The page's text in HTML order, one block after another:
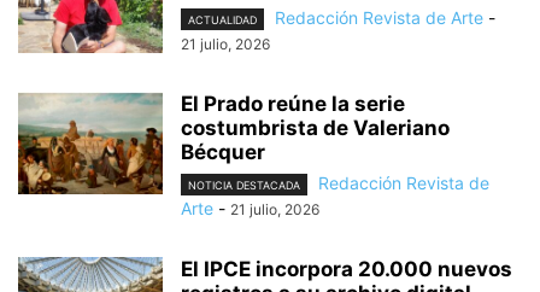
ACTUALIDAD Redacción Revista de Arte -
21 julio, 2026
El Prado reúne la serie
costumbrista de Valeriano
Bécquer
NOTICIA DESTACADA
Redacción Revista de
Arte - 21 julio, 2026
El IPCE incorpora 20.000 nuevos